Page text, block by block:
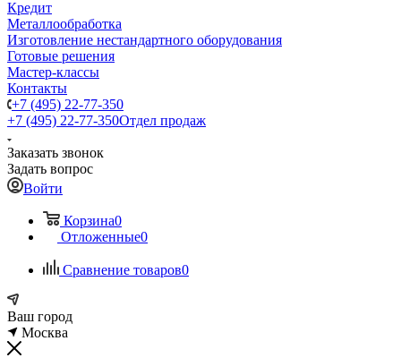
Кредит
Металлообработка
Изготовление нестандартного оборудования
Готовые решения
Мастер-классы
Контакты
+7 (495) 22-77-350
+7 (495) 22-77-350Отдел продаж
Заказать звонок
Задать вопрос
Войти
Корзина0
Отложенные0
Сравнение товаров0
Ваш город
Москва